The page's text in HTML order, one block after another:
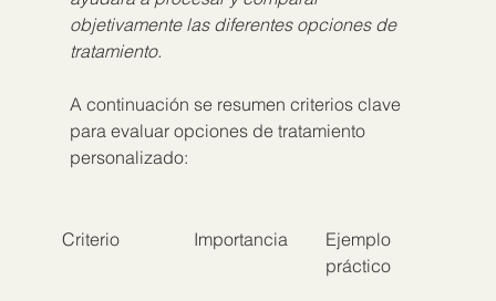
objetivamente las diferentes opciones de
tratamiento.
A continuación se resumen criterios clave
para evaluar opciones de tratamiento
personalizado:
Criterio Importancia
Ejemplo
práctico